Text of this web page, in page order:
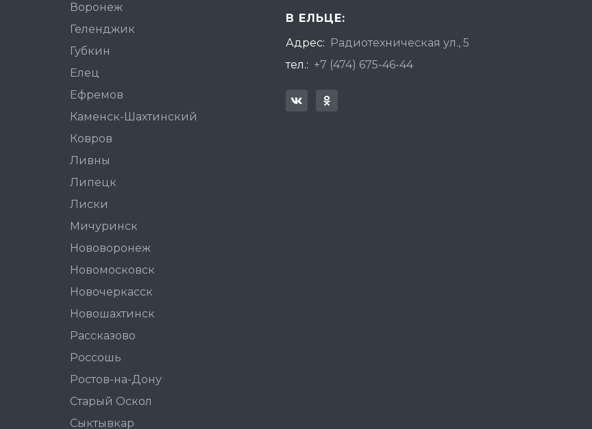
Воронеж
Геленджик
Губкин
Елец
Ефремов
Каменск-Шахтинский
Ковров
Ливны
Липецк
Лиски
Мичуринск
Нововоронеж
Новомосковск
Новочеркасск
Новошахтинск
Рассказово
Россошь
Ростов-на-Дону
Старый Оскол
Сыктывкар
В ЕЛЬЦЕ:
Адрес:
Радиотехническая ул., 5
тел.: +7 (474) 675-46-44